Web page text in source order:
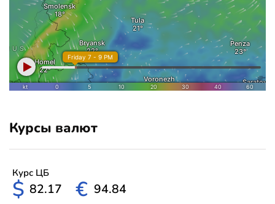
Курсы валют
Курс ЦБ
$ 82.17 € 94.84